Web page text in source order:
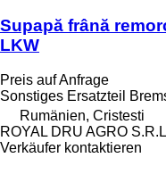
Supapă frână
LKW
Preis auf Anfrage
Sonstiges Ersatzteil
Rumänien, Cristesti
ROYAL DRU AGRO
Verkäufer kontaktieren